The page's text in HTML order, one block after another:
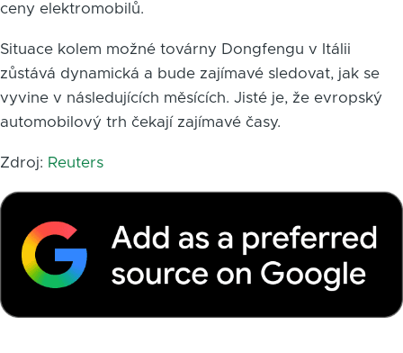
ceny elektromobilů.
Situace kolem možné továrny Dongfengu v Itálii
zůstává dynamická a bude zajímavé sledovat, jak se
vyvine v následujících měsících. Jisté je, že evropský
automobilový trh čekají zajímavé časy.
Zdroj: Reuters